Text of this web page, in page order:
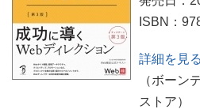
ISBN：
詳細を見
（ボーン
ストア）